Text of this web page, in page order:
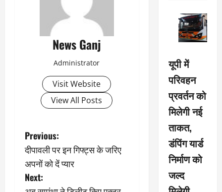
News Ganj
Administrator
Visit Website
View All Posts
P
o
s
Previous:
दीपावली पर इन गिफ्ट्स के जरिए
अपनों को दें प्यार
Next:
यूपी में
परिवहन
प्रवर्तन को
मिलेगी नई
ताकत,
डंपिंग यार्ड
निर्माण को
जल्द